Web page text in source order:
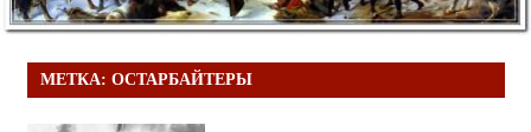
МЕТКА: ОСТАРБАЙТЕРЫ